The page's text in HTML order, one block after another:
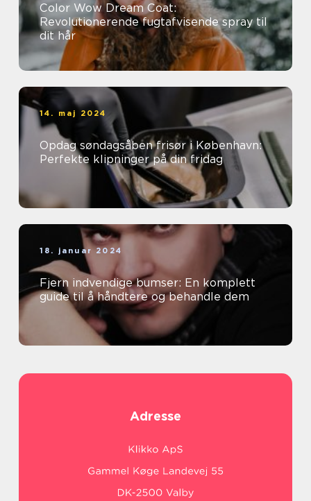
Color Wow Dream Coat:
Revolutionerende fugtafvisende spray til
dit hår
14. maj 2024
Opdag søndagsåben frisør i København:
Perfekte klipninger på din fridag
18. januar 2024
Fjern indvendige bumser: En komplett
guide til å håndtere og behandle dem
Adresse